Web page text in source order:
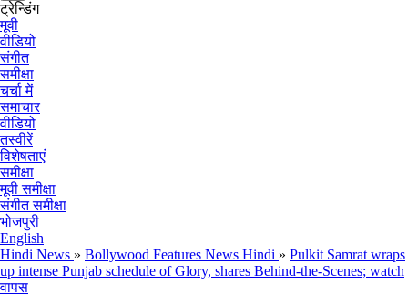
ट्रेन्डिंग
मूवी
वीडियो
संगीत
समीक्षा
चर्चा में
समाचार
वीडियो
तस्वीरें
विशेषताएं
समीक्षा
मूवी समीक्षा
संगीत समीक्षा
भोजपुरी
English
Hindi News » Bollywood Features News Hindi » Pulkit Samrat wraps
up intense Punjab schedule of Glory, shares Behind-the-Scenes; watch
वापस